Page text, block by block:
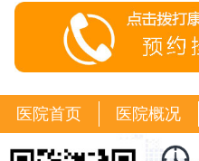
医院首页 医院概况